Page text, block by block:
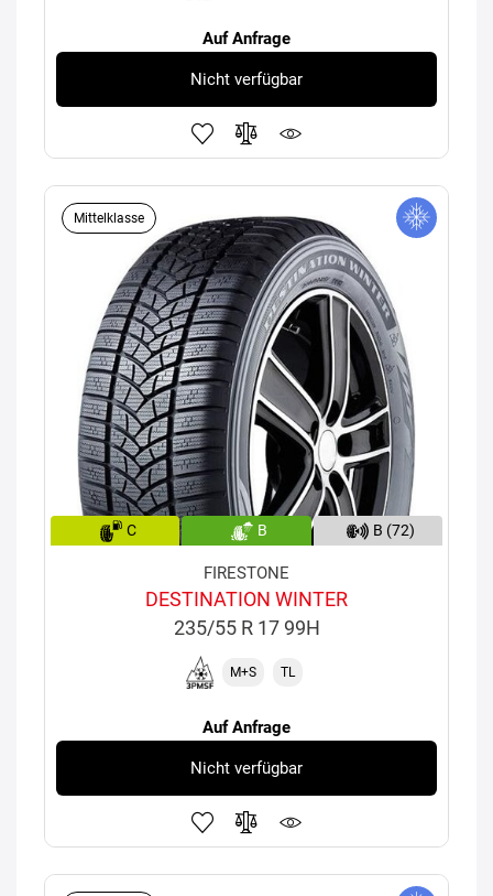
Auf Anfrage
Nicht verfügbar
Mittelklasse
C B B (72)
FIRESTONE
DESTINATION WINTER
235/55 R 17 99H
M+S TL
Auf Anfrage
Nicht verfügbar